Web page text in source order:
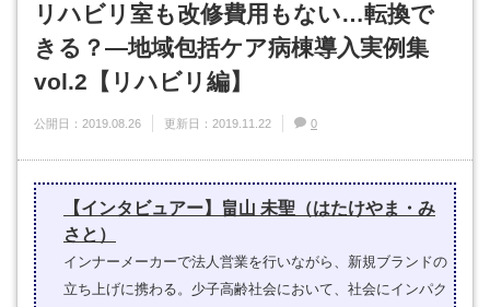
リハビリ室も改修費用もない…転換できる？―地域包括ケア病棟導入実例集
vol.2【リハビリ編】
リハビリ室も改修費用もない…転換で
きる？―地域包括ケア病棟導入実例集
vol.2【リハビリ編】
公開日： 2019.08.26 更新日： 2019.11.22 0
【インタビュアー】畠山 未聖（はたけやま・み
さと）
インナーメーカーで法人営業を行いながら、新規ブランドの
立ち上げに携わる。少子高齢社会において、社会にインパク